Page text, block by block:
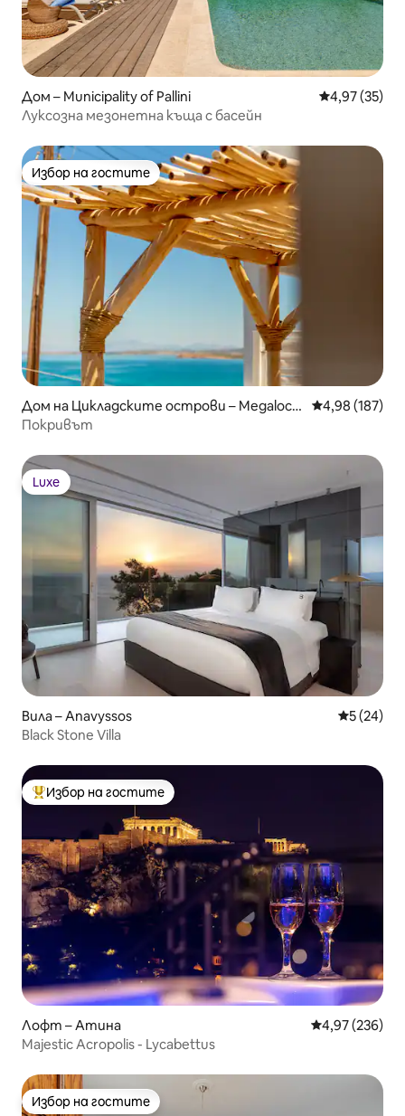
Дом – Municipality of Pallini Средна
4,97 (35)
Луксозна мезонетна къща с басейн
Избор на гостите
Избор на гостите
Дом на Цикладските острови – Megaloch
ori
Средна
4,98 (187)
Покривът
Luxe
Luxe
Вила – Anavyssos Средна
5 (24)
Black Stone Villa
Най-популярен избор на гостите
Избор на гостите
Лофт – Атина Средна
4,97 (236)
Majestic Acropolis - Lycabettus
Избор на гостите
Избор на гостите